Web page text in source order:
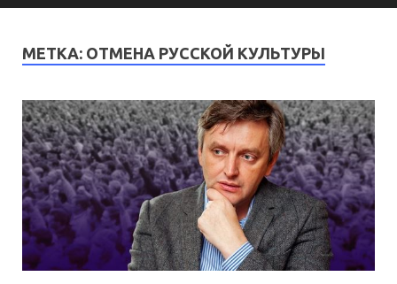
МЕТКА: ОТМЕНА РУССКОЙ КУЛЬТУРЫ